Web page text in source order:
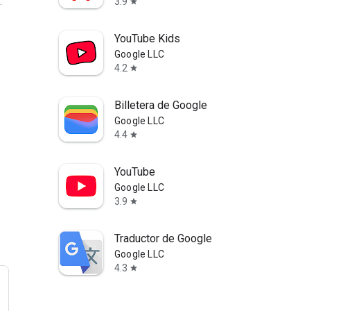
YouTube Kids
Google LLC
4.2 star
Billetera de Google
Google LLC
4.4 star
YouTube
Google LLC
3.9 star
Traductor de Google
Google LLC
4.3 star